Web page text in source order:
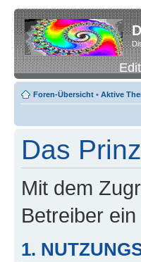
Foren-Übersicht • Aktive
Das
Mit dem
Betreiber
1.